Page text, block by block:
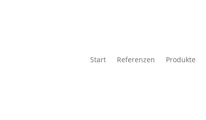
Start Referenzen Produkte